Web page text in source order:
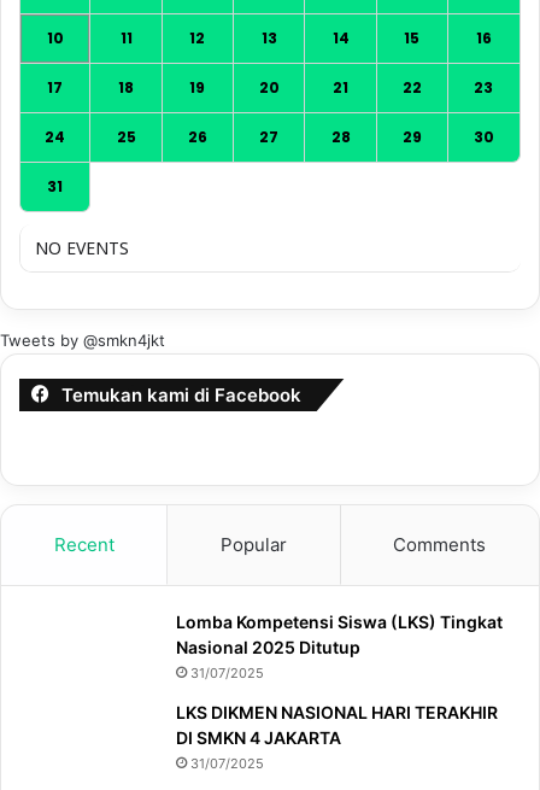
10 11 12 13 14 15 16
17 18 19 20 21 22 23
24 25 26 27 28 29 30
31
NO EVENTS
Tweets by @smkn4jkt
Temukan kami di Facebook
Recent Popular Comments
Lomba Kompetensi Siswa (LKS) Tingkat
Nasional 2025 Ditutup
31/07/2025
LKS DIKMEN NASIONAL HARI TERAKHIR
DI SMKN 4 JAKARTA
31/07/2025